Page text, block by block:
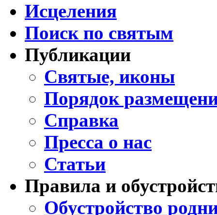
Исцеления
Поиск по святым
Публикации
Святые, иконы
Порядок
Справка
Пресса о нас
Статьи
Правила и
Обустройство